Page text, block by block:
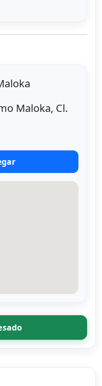
Maloka, Cl.